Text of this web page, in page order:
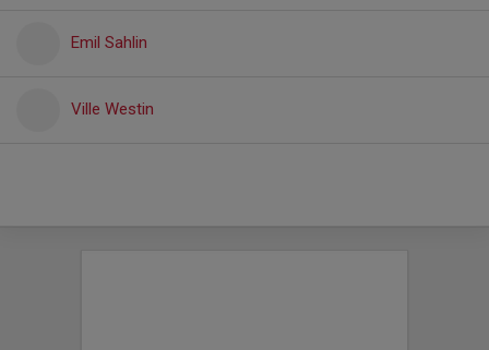
Emil Sahlin
Ville Westin